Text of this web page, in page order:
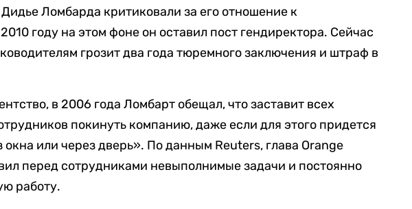
Ломбарда критиковали за его отношение к
году на этом фоне он оставил пост гендиректора. Сейчас
грозит два года тюремного заключения и штраф в
в 2006 года Ломбарт обещал, что заставит всех
покинуть компанию, даже если для этого придется
окна или через дверь». По данным Reuters, глава Orange
перед сотрудниками невыполнимые задачи и постоянно
работу.